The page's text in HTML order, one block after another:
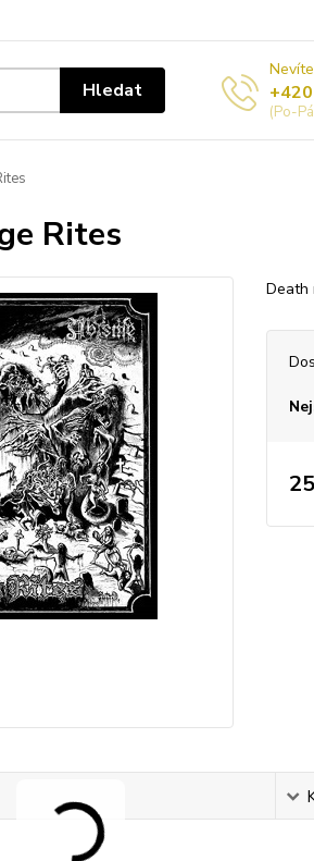
Hledat
(Po-
Rites
Death